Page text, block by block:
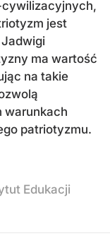
cywilizacyjnych,
jest
ma wartość
na takie
warunkach
patriotyzmu.
Edukacji